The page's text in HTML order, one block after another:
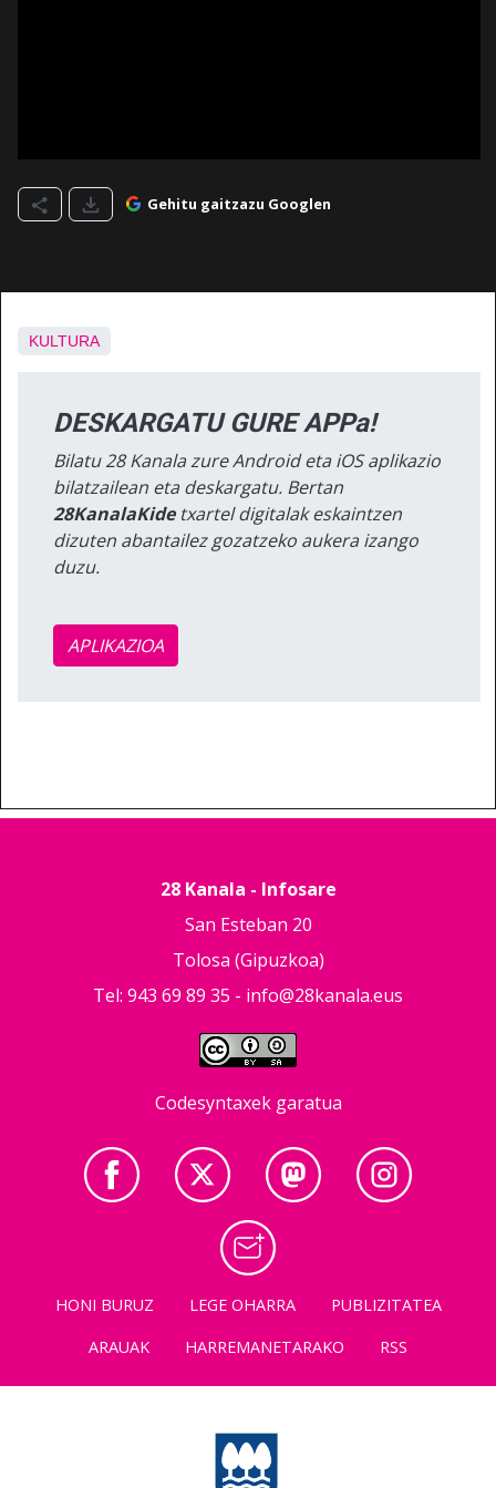
Gehitu gaitzazu Googlen
KULTURA
DESKARGATU GURE APPa!
Bilatu 28 Kanala zure Android eta iOS aplikazio
bilatzailean eta deskargatu. Bertan
28KanalaKidetxartel digitalak eskaintzen
dizuten abantailez gozatzeko aukera izango
duzu.
APLIKAZIOA
28 Kanala - Infosare
San Esteban 20
Tolosa (Gipuzkoa)
Tel: 943 69 89 35 - info@28kanala.eus
Codesyntaxek garatua
HONI BURUZ LEGE OHARRA
PUBLIZITATEA
ARAUAK
HARREMANETARAKO RSS